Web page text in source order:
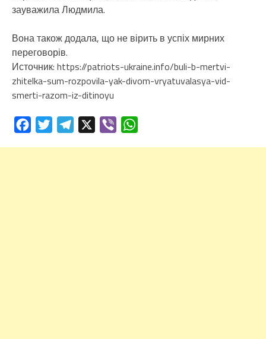
зауважила Людмила.
Вона також додала, що не вірить в успіх мирних
переговорів.
Источник: https://patriots-ukraine.info/buli-b-mertvi-
zhitelka-sum-rozpovila-yak-divom-vryatuvalasya-vid-
smerti-razom-iz-ditinoyu
FacebookTwitterTelegram Viber